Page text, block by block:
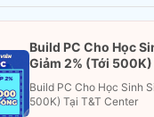
Build PC Cho Học
Giảm 2% (Tới 500K)
Build PC Cho Học Sinh
500K) Tại T&T Center